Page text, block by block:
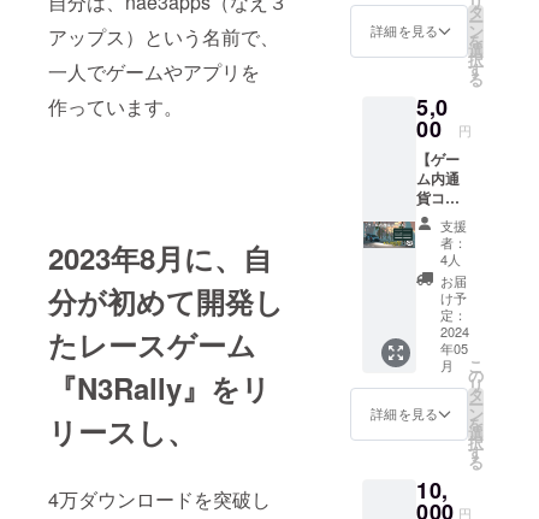
アップス）という名前で、
一人でゲームやアプリを
作っています。
2023年8月に、自
分が初めて開発し
たレースゲーム
『N3Rally』をリ
リースし、
4万ダウンロードを突破し
て、
「N3Ra
lly」の
サポー
してお
名前を
「②ク
レジッ
ト掲
載」い
たしま
す。 ・
CAMPF
IRE内
メッ
セージ
機能に
て、
2024年
5月以降
に「①
ジ」を
お送り
詳細を見る
タ
ー
ン
を
選
択
す
る
5,0
00 円
【ゲー
ム内通
貨コー
スA】
・2024
年5月以
降に、
支援額
5,000円
相当の
「④
ゲーム
内通
貨」を
獲得で
きるシ
コード
がもら
支援
者：
4人
お届
け予
定：
2024
年05
月
詳細を見る
こ
の
リ
タ
ー
ン
を
選
択
す
る
10,
000 円